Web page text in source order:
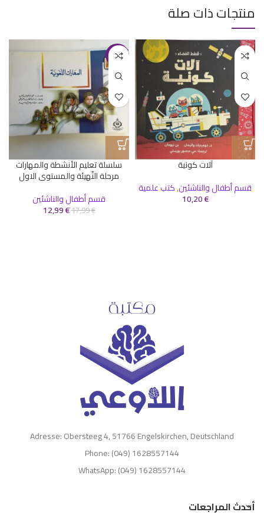
منتجات ذات صلة
آلات كونية
قسم أطفال والناشئين,كتب علمية
10,20€
-28%
سلسلة تعليم الأنشطة والمهارات
مرحلة التّهيئة والمستوى الاول
قسم أطفال والناشئين
17,99€
12,99€
Adresse: Obersteeg 4, 51766 Engelskirchen, Deutschland
Phone: (049) 1628557144
WhatsApp: (049) 1628557144
أحدث المراجعات